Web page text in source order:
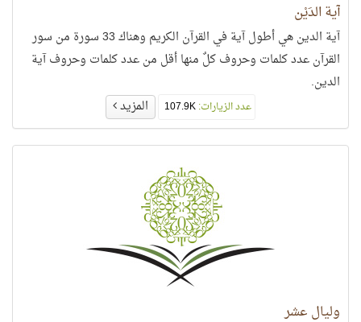
آية الدَيْن
آية الدين هي أطول آية في القرآن الكريم وهناك 33 سورة من سور
القرآن عدد كلمات وحروف كلٌ منها أقل من عدد كلمات وحروف آية
الدين.
عدد الزيارات: المزيد
وليال عشر